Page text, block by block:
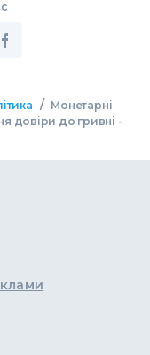
/ Монетарні
довіри до гривні -